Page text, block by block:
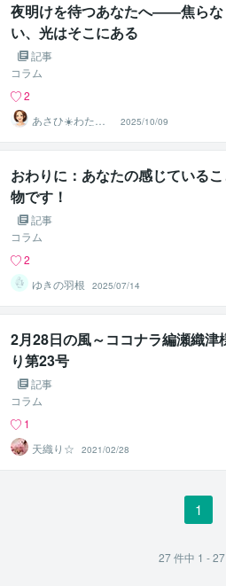
夜明けを待つあなたへ――焦らな
い、光はそこにある
記事
コラム
2
あさひ☀️わたし
なんて…を手放
す生き方へ
2025/10/09
おわりに：あなたの感じている
物です！
記事
コラム
2
ゆきの羽根
2025/07/14
2月28日の風～ココナラ編瀬織津
り第23号
記事
コラム
1
天織り☆
2021/02/28
1
27件中 1 - 27